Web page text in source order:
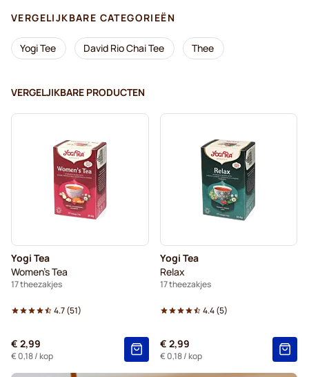
VERGELIJKBARE CATEGORIEËN
Yogi Tee David Rio Chai Tee Thee
VERGELJIKBARE PRODUCTEN
Yogi Tea
Women's Tea
17 theezakjes
4.7(51)
€ 2,99
€ 0,18/ kop
Yogi Tea
Relax
17 theezakjes
4.4(5)
€ 2,99
€ 0,18/ kop